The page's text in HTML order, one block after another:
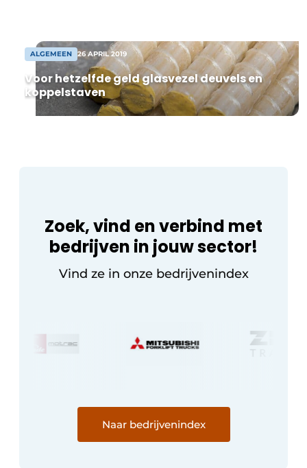
gestart met de bouw […]
ALGEMEEN 26 APRIL 2019
Voor hetzelfde geld glasvezel deuvels en
koppelstaven
Zoek, vind en verbind met
bedrijven in jouw sector!
Vind ze in onze bedrijvenindex
Naar bedrijvenindex